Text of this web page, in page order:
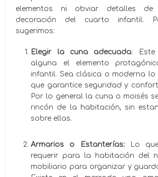
elementos ni obviar detalles
decoración del cuarto infantil.
sugerimos:
Elegir la cuna adecuada:
alguna el elemento
infantil. Sea clásica o moderna lo
que garantice seguridad y
Por lo general la cuna o moisés
rincón de la habitación, sin
sobre ellas.
Armarios o Estanterías:
Lo
requerir para la habitación del
mobiliario para organizar y